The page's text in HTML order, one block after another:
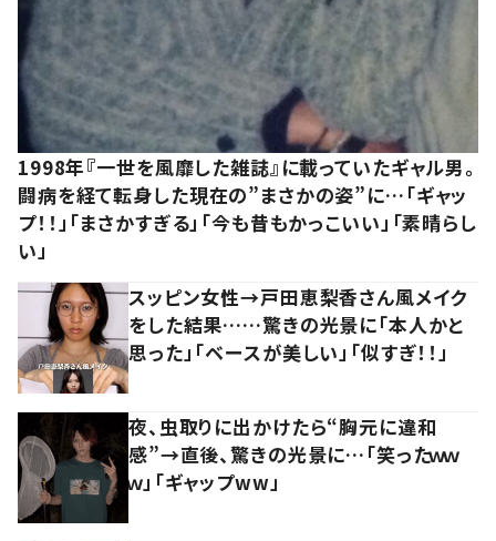
1998年『一世を風靡した雑誌』に載っていたギャル男。
闘病を経て転身した現在の”まさかの姿”に…「ギャッ
プ！！」「まさかすぎる」「今も昔もかっこいい」「素晴らし
い」
スッピン女性→戸田恵梨香さん風メイク
をした結果……驚きの光景に「本人かと
思った」「ベースが美しい」「似すぎ！！」
夜、虫取りに出かけたら“胸元に違和
感”→直後、驚きの光景に…「笑ったｗｗ
ｗ」「ギャップww」